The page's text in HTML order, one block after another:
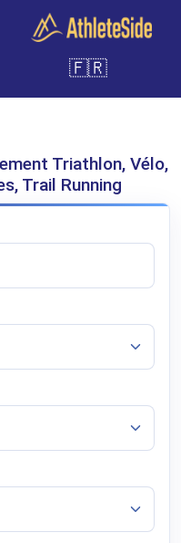
Inscription
🇫🇷
Triathlon, Vélo,
Trail Running